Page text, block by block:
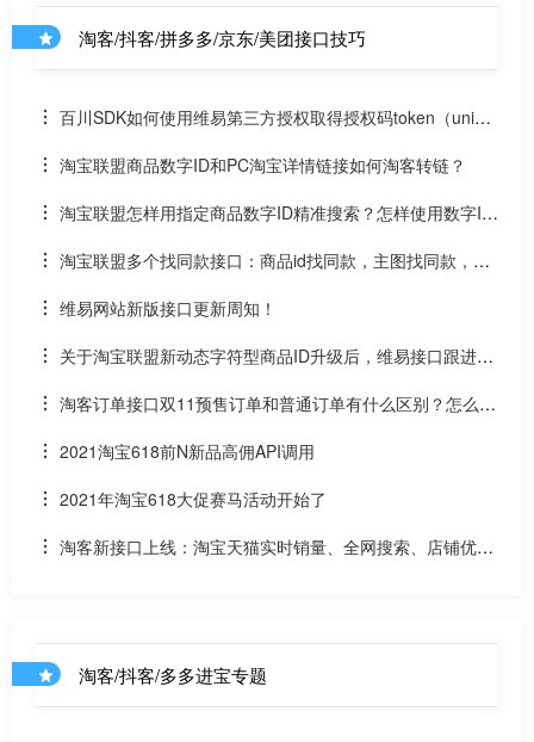
淘客/抖客/拼多多/京东/美团接口技巧
百川SDK如何使用维易第三方授权取得授权码token（uniap
p）淘宝联盟商品数字ID和PC淘宝详情链接如何淘客转链？
淘宝联盟怎样用指定商品数字ID精准搜索？怎样使用数字ID
和场景ID2转链？
淘宝联盟多个找同款接口：商品id找同款，主图找同款，SK
U找同款
维易网站新版接口更新周知！
关于淘宝联盟新动态字符型商品ID升级后，维易接口跟进情
况和API调用说明
淘客订单接口双11预售订单和普通订单有什么区别？怎么区
分是淘客双11预售订单是否已付尾款？预售中支付了定金的宝
贝该如何计算佣金
2021淘宝618前N新品高佣API调用
2021年淘宝618大促赛马活动开始了
淘客新接口上线：淘宝天猫实时销量、全网搜索、店铺优惠
淘客/抖客/多多进宝专题